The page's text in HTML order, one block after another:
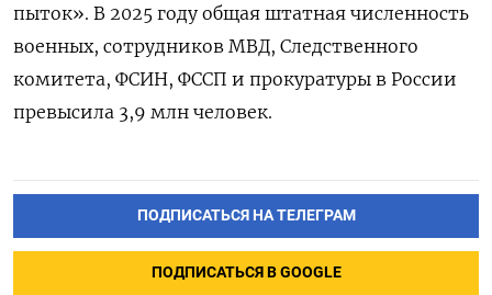
пыток». В 2025 году общая штатная численность
военных, сотрудников МВД, Следственного
комитета, ФСИН, ФССП и прокуратуры в России
превысила 3,9 млн человек.
ПОДПИСАТЬСЯ НА ТЕЛЕГРАМ
ПОДПИСАТЬСЯ В GOOGLE